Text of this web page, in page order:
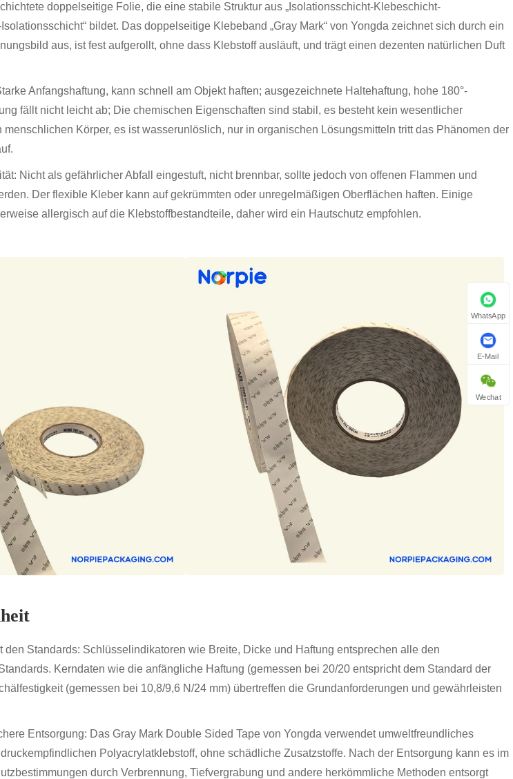
doppelseitige Folie, die eine stabile Struktur aus „Isolationsschicht-Klebeschicht-
bildet. Das doppelseitige Klebeband „Gray Mark“ von Yongda zeichnet sich durch ein
aus, ist fest aufgerollt, ohne dass Klebstoff ausläuft, und trägt einen dezenten natürlichen Duft
Anfangshaftung, kann schnell am Objekt haften; ausgezeichnete Haltehaftung, hohe 180°-
fällt nicht leicht ab; Die chemischen Eigenschaften sind stabil, es besteht kein wesentlicher
Körper, es ist wasserunlöslich, nur in organischen Lösungsmitteln tritt das Phänomen der
Nicht als gefährlicher Abfall eingestuft, nicht brennbar, sollte jedoch von offenen Flammen und
Der flexible Kleber kann auf gekrümmten oder unregelmäßigen Oberflächen haften. Einige
allergisch auf die Klebstoffbestandteile, daher wird ein Hautschutz empfohlen.
den Standards: Schlüsselindikatoren wie Breite, Dicke und Haftung entsprechen alle den
Kerndaten wie die anfängliche Haftung (gemessen bei 20/20 entspricht dem Standard der
(gemessen bei 10,8/9,6 N/24 mm) übertreffen die Grundanforderungen und gewährleisten
Entsorgung: Das Gray Mark Double Sided Tape von Yongda verwendet umweltfreundliches
Polyacrylatklebstoff, ohne schädliche Zusatzstoffe. Nach der Entsorgung kann es im
durch Verbrennung, Tiefvergrabung und andere herkömmliche Methoden entsorgt
WhatsApp
E-Mail
Wechat